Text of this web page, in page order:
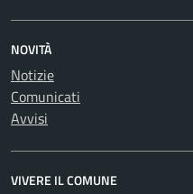
NOVITÀ
Notizie
Comunicati
Avvisi
VIVERE IL COMUNE